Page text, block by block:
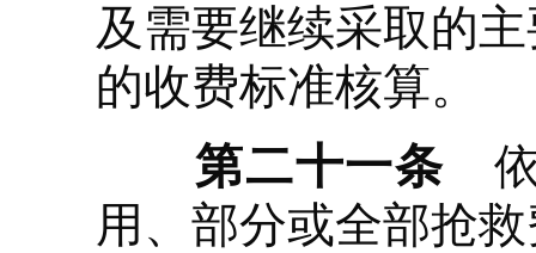
及需要继续采取的
的收费标准核算。
第二十一条 依
用、部分或全部抢